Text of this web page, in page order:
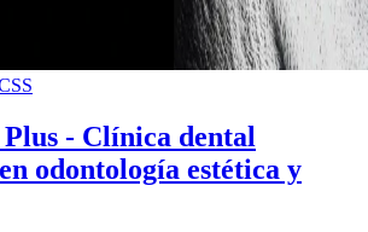
- Clínica dental
odontología estética y